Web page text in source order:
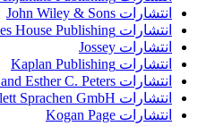
انتشارات John Wiley & Sons
انتشارات Jones House Publishing
انتشارات Jossey
انتشارات Kaplan Publishing
انتشارات Kathy L. Price and Esther C. Peters
انتشارات Klett Sprachen GmbH
انتشارات Kogan Page